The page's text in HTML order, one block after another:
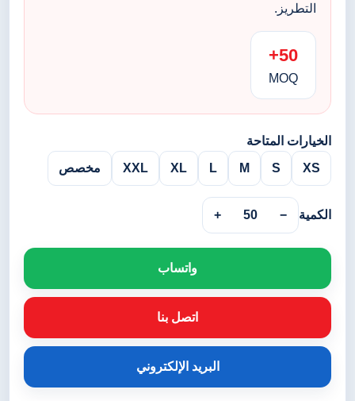
التطريز.
50+
MOQ
الخيارات المتاحة
XS
S
M
L
XL
XXL مخصص
الكمية −
50
+
واتساب
اتصل بنا
البريد الإلكتروني